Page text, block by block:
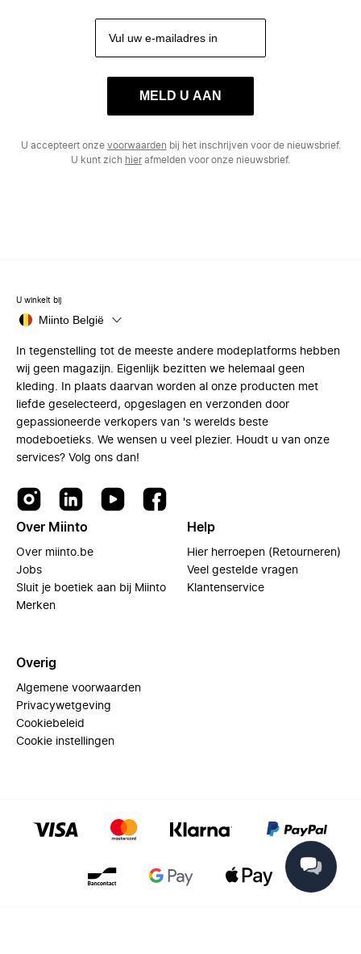
MELD U AAN
U accepteert onze voorwaarden bij het inschrijven voor de nieuwsbrief.
U kunt zich hierafmelden voor onze nieuwsbrief.
U winkelt bij
Miinto België
In tegenstelling tot de meeste andere modeplatforms hebben
wij geen magazijn. Eigenlijk bezitten we helemaal geen
kleding. In plaats daarvan worden al onze producten met
liefde geselecteerd, opgeslagen en verzonden door
gepassioneerde verkopers van 's werelds beste
modeboetieks. We wensen u veel plezier. Houdt u van onze
services? Volg ons dan!
Over Miinto
Over miinto.be
Jobs
Sluit je boetiek aan bij Miinto
Merken
Help
Hier herroepen (Retourneren)
Veel gestelde vragen
Klantenservice
Overig
Algemene voorwaarden
Privacywetgeving
Cookiebeleid
Cookie instellingen